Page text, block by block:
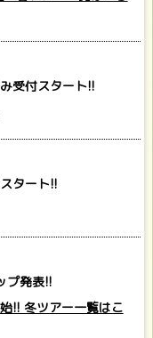
受付スタート!!
タート!!
プ発表!!
!! 冬ツアー一覧はこ